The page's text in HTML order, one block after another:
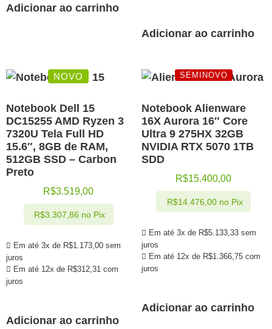
Adicionar ao carrinho
Adicionar ao carrinho
NOVO
Notebook Dell 15
DC15255 AMD Ryzen 3
7320U Tela Full HD
15.6″, 8GB de RAM,
512GB SSD – Carbon
Preto
R$3.519,00
Em até 3x de R$1.173,00 sem
juros
Em até 12x de R$312,31 com
juros
R$3.307,86 no Pix
Adicionar ao carrinho
SEMINOVO
Notebook Alienware
16X Aurora 16″ Core
Ultra 9 275HX 32GB
NVIDIA RTX 5070 1TB
SDD
R$15.400,00
Em até 3x de R$5.133,33sem
juros
Em até 12x de R$1.366,75com
juros
R$14.476,00 no Pix
Adicionar ao carrinho